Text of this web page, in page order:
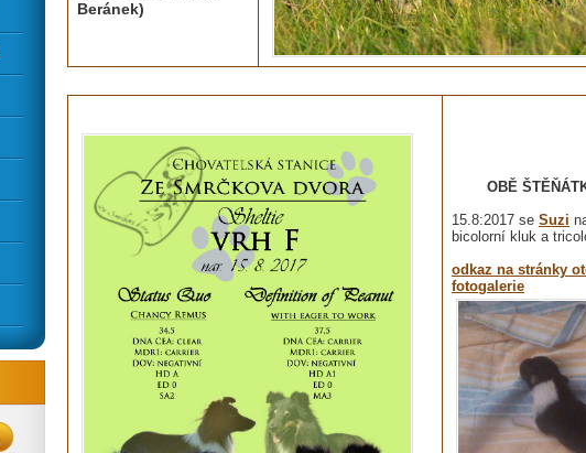
Beránek)
OBĚ
15.8:2017 se Suzi
bicolorní kluk a
odkaz na stránky
fotogalerie